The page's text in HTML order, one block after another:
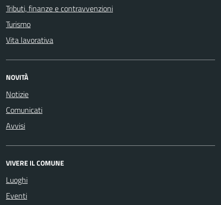
Tributi, finanze e contravvenzioni
Turismo
Vita lavorativa
NOVITÀ
Notizie
Comunicati
Avvisi
VIVERE IL COMUNE
Luoghi
Eventi